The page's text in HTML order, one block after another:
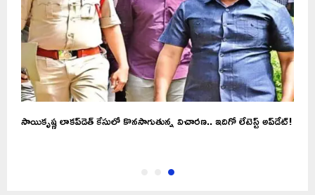
సాయికృష్ణ లాకప్‌డెత్‌ కేసులో కొనసాగుతున్న విచారణ.. ఇదిగో లేటెస్ట్ అప్‌డేట్!